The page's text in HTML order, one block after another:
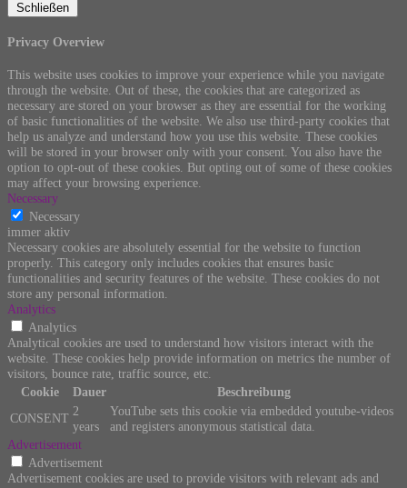
Schließen
Privacy Overview
This website uses cookies to improve your experience while you navigate
through the website. Out of these, the cookies that are categorized as
necessary are stored on your browser as they are essential for the working
of basic functionalities of the website. We also use third-party cookies that
help us analyze and understand how you use this website. These cookies
will be stored in your browser only with your consent. You also have the
option to opt-out of these cookies. But opting out of some of these cookies
may affect your browsing experience.
Necessary
Necessary
immer aktiv
Necessary cookies are absolutely essential for the website to function
properly. This category only includes cookies that ensures basic
functionalities and security features of the website. These cookies do not
store any personal information.
Analytics
Analytics
Analytical cookies are used to understand how visitors interact with the
website. These cookies help provide information on metrics the number of
visitors, bounce rate, traffic source, etc.
Cookie
Dauer
Beschreibung
CONSENT 2
years
YouTube sets this cookie via embedded youtube-videos
and registers anonymous statistical data.
Advertisement
Advertisement
Advertisement cookies are used to provide visitors with relevant ads and